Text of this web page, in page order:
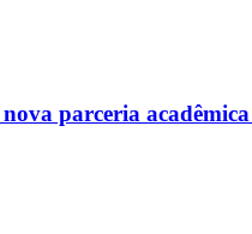
parceria